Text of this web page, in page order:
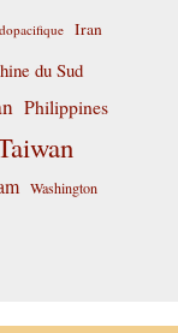
Iran
du Sud
Philippines
Washington